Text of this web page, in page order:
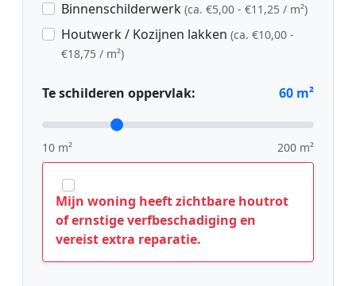
Binnenschilderwerk (ca. €5,00 - €11,25 / m²)
Houtwerk / Kozijnen lakken (ca. €10,00 -
€18,75 / m²)
Te schilderen oppervlak: 60 m²
10 m² 200 m²
Mijn woning heeft zichtbare houtrot
of ernstige verfbeschadiging en
vereist extra reparatie.